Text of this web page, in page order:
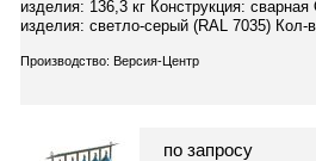
изделия: 136,3 кг Конструкция:
изделия: светло-серый (RAL 7035) Кол-
Производство: Версия-Центр
по запросу